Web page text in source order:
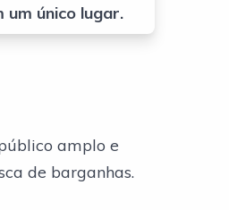
único lugar.
amplo e
de barganhas.